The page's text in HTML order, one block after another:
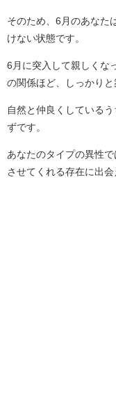
そのため、6月のあなた
けない状態です。
6月に突入して親しくな
の関係ほど、しっかりと
自然と仲良くしている
ずです。
あなたのタイプの異性
させてくれる存在に出会